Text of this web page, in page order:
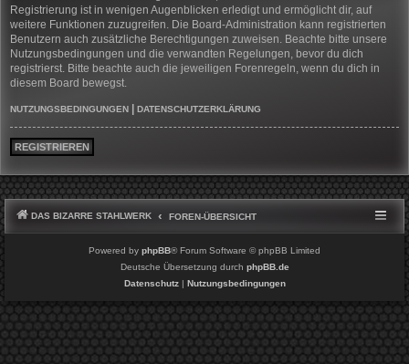
Registrierung ist in wenigen Augenblicken erledigt und ermöglicht dir, auf
weitere Funktionen zuzugreifen. Die Board-Administration kann registrierten
Benutzern auch zusätzliche Berechtigungen zuweisen. Beachte bitte unsere
Nutzungsbedingungen und die verwandten Regelungen, bevor du dich
registrierst. Bitte beachte auch die jeweiligen Forenregeln, wenn du dich in
diesem Board bewegst.
NUTZUNGSBEDINGUNGEN DATENSCHUTZERKLÄRUNG
REGISTRIEREN
DAS BIZARRE STAHLWERK FOREN-ÜBERSICHT
Powered by phpBB® Forum Software © phpBB Limited
Deutsche Übersetzung durch phpBB.de
Datenschutz| Nutzungsbedingungen